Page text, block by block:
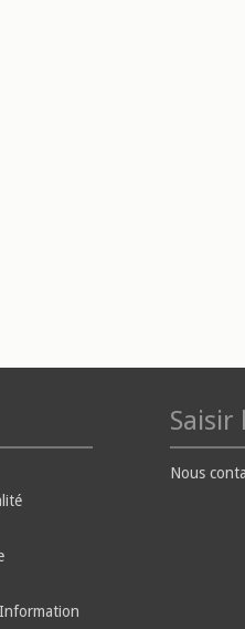
Saisir
Nous